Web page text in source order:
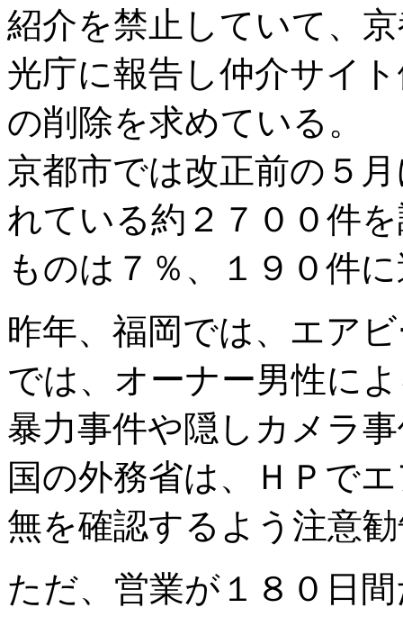
紹介を禁止していて、
光庁に報告し仲介サイ
の削除を求めている。
京都市では改正前の５
れている約２７００件
ものは７％、１９０件
昨年、福岡では、エア
では、オーナー男性に
暴力事件や隠しカメラ
国の外務省は、ＨＰで
無を確認するよう注意
ただ、営業が１８０日